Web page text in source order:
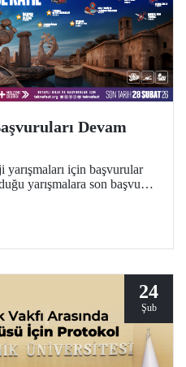
Devam
için başvurular
yarışmalara son başvuru
kapsamında düzenlenen
24
Şub